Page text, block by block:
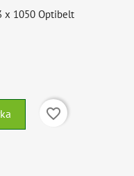
x 1050 Optibelt
favorite_border